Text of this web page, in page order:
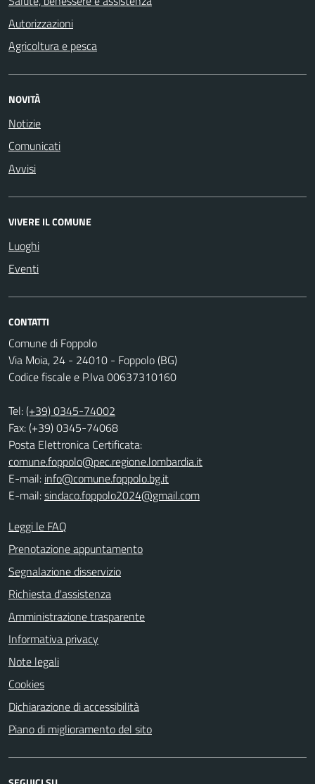
Autorizzazioni
Agricoltura e pesca
NOVITÀ
Notizie
Comunicati
Avvisi
VIVERE IL COMUNE
Luoghi
Eventi
CONTATTI
Comune di Foppolo
Via Moia, 24 - 24010 - Foppolo (BG)
Codice fiscale e P.Iva 00637310160
Tel:(+39) 0345-74002
Fax: (+39) 0345-74068
Posta Elettronica Certificata:
comune.foppolo@pec.regione.lombardia.it
E-mail: info@comune.foppolo.bg.it
E-mail:sindaco.foppolo2024@gmail.com
Leggi le FAQ
Prenotazione appuntamento
Segnalazione disservizio
Richiesta d'assistenza
Amministrazione trasparente
Informativa privacy
Note legali
Cookies
Dichiarazione di accessibilità
Piano di miglioramento del sito